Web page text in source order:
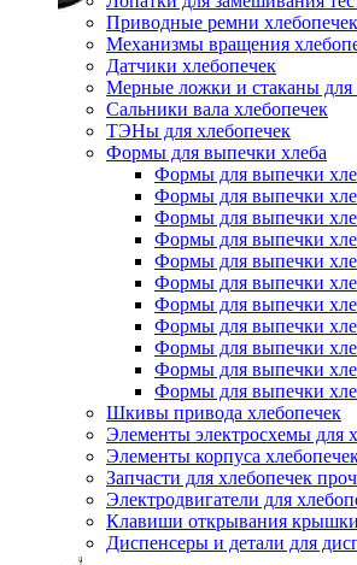
Приводные ремни хлебопечек
Механизмы вращения
Датчики хлебопечек
Мерные ложки и стаканы для
Сальники вала хлебопечек
ТЭНы для хлебопечек
Формы для выпечки хлеба
Формы для выпечки
Формы для выпечки
Формы для выпечки
Формы для выпечки
Формы для выпечки
Формы для выпечки
Формы для выпечки
Формы для выпечки
Формы для выпечки
Формы для выпечки
Формы для выпечки
Шкивы привода хлебопечек
Элементы электросхемы для
Элементы корпуса
Запчасти для хлебопечек
Электродвигатели для
Клавиши открывания
Диспенсеры и детали для